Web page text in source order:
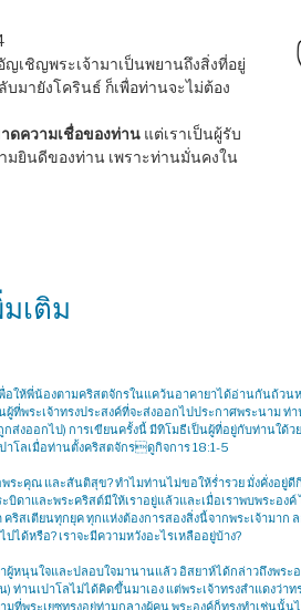
เชิญพระเจ้ามาเป็นพยานถึงสิ่งที่อยู่
บมายังโครินธ์ ก็เพื่อท่านจะไม่ต้อง
ดความเชื่อของท่าน แต่เราเป็นผู้รับ
มยินดีของท่าน เพราะท่านมั่นคงใน
เติม
อให้พี่น้องตามคริสตจักรในแคว้นอาคายาได้อ่านกันถ้วน
ผู้ที่พระเจ้าทรงประสงค์ที่จะส่งออกไปประกาศพระนาม ท่
ส่งออกไป) การเขียนครั้งนี้ มีทิโมธีเป็นผู้ที่อยู่กับท่านใด้ว
าโลเมื่อท่านตั้งคริสตจักรดูกิจการ 18:1-5
ระคุณ และสันติสุข? ทำไมท่านไม่ขอให้ร่ำรวย มั่งคั่งอยู่
ดาและพระคริสต์มีให้เราอยู่แล้วและเมื่อเราพบพระอง
คริสเตียนทุกยุค ทุกแห่งต้องการสองสิ่งนี้จากพระเจ้ามาก
ได้หรือ? เราจะมีความหวังอะไรเหลืออยู่บ้าง?
าผู้หนุนใจและปลอบใจมานานแล้ว อิสยาห์ได้กล่าวถึงพระ
) ท่านเปาโลไม่ได้คิดขึ้นมาเอง แต่พระเจ้าทรงสำแดงว่าท